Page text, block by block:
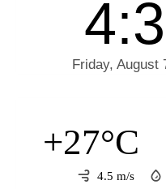
+27°C
4.5 m/s